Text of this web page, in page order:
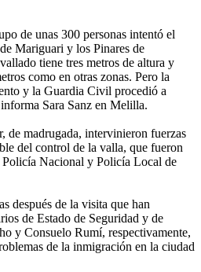
de unas 300 personas intentó el
Mariguari y los Pinares de
tiene tres metros de altura y
como en otras zonas. Pero la
y la Guardia Civil procedió a
Sara Sanz en Melilla.
de madrugada, intervinieron fuerzas
del control de la valla, que fueron
Policía Nacional y Policía Local de
después de la visita que han
de Estado de Seguridad y de
y Consuelo Rumí, respectivamente,
de la inmigración en la ciudad